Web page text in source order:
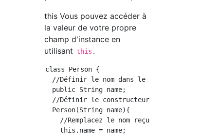
this Vous pouvez accéder à
la valeur de votre propre
champ d'instance en
utilisant this .
class Person {
  //Définir le nom dans le champ d'instance
  public String name;
  //Définir le constructeur
  Person(String name){
//Remplacez le nom reçu comme argument
    this.name = name;